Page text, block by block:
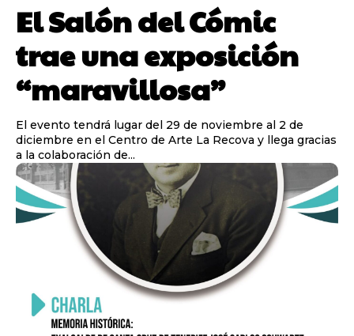
El Salón del Cómic
trae una exposición
“maravillosa”
El evento tendrá lugar del 29 de noviembre al 2 de
diciembre en el Centro de Arte La Recova y llega gracias
a la colaboración de...